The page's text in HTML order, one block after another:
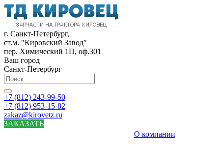
г. Санкт-Петербург,
ст.м. "Кировский Завод"
пер. Химический 1П, оф.301
Ваш город
Санкт-Петербург
+7 (812) 243-99-50
+7 (812) 953-15-82
zakaz@kirovetz.ru
ЗАКАЗАТЬ
О компании